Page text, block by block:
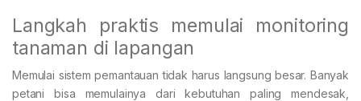
Langkah praktis memulai monitoring
tanaman di lapangan
Memulai sistem pemantauan tidak harus langsung besar. Banyak
petani bisa memulainya dari kebutuhan paling mendesak,